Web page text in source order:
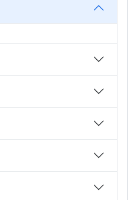
3.50
3.50*2.50
4.19